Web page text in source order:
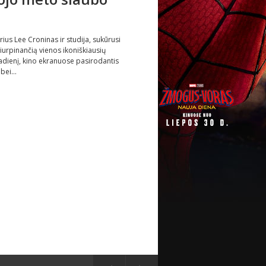
Lee Croninas ir studija, sukūrusi
vienos ikoniškiausių
kino ekranuose pasirodantis